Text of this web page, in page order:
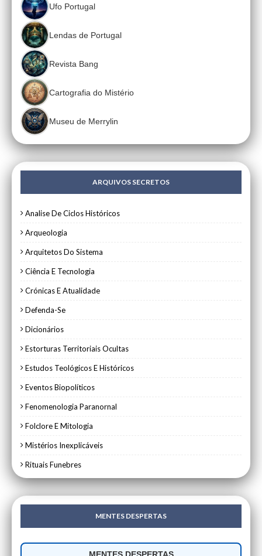
Ufo Portugal
Lendas de Portugal
Revista Bang
Cartografia do Mistério
Museu de Merrylin
ARQUIVOS SECRETOS
Analise De Ciclos Históricos
Arqueologia
Arquitetos Do Sistema
Ciência E Tecnologia
Crónicas E Atualidade
Defenda-Se
Dicionários
Estorturas Territoriais Ocultas
Estudos Teológicos E Históricos
Eventos Biopolíticos
Fenomenologia Paranornal
Folclore E Mitologia
Mistérios Inexplicáveis
Rituais Funebres
MENTES DESPERTAS